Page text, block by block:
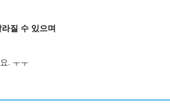
질 수 있으며
. ㅜㅜ